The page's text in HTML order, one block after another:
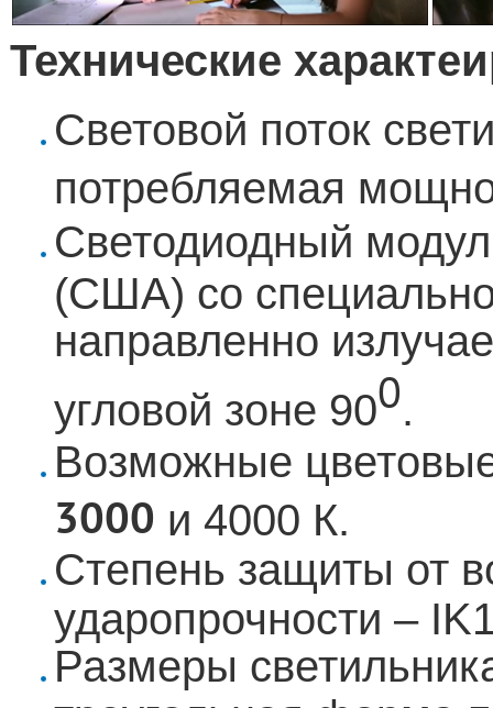
Технические
Cветовой поток
потребляемая
Светодиодный
(США) со
направленно
угловой зоне 900.
Возможные
3000 и 4000 К.
Степень защиты от
ударопрочности –
Размеры